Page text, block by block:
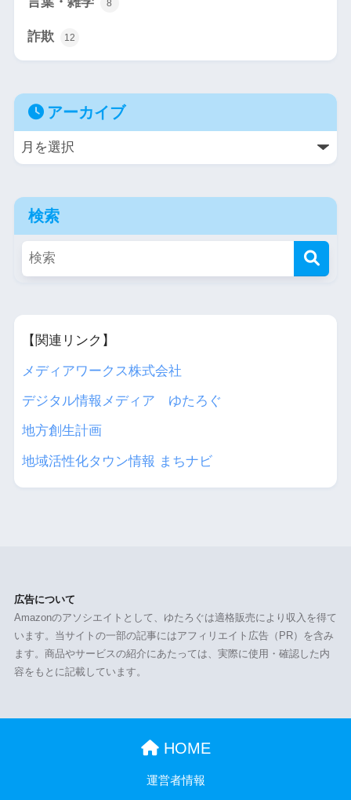
8
詐欺 12
アーカイブ
検索
【関連リンク】
メディアワークス株式会社
デジタル情報メディア ゆたろぐ
地方創生計画
地域活性化タウン情報 まちナビ
広告について
Amazonのアソシエイトとして、ゆたろぐは適格販売により収入を得て
います。当サイトの一部の記事にはアフィリエイト広告（PR）を含み
ます。商品やサービスの紹介にあたっては、実際に使用・確認した内
容をもとに記載しています。
HOME
運営者情報